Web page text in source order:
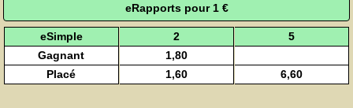
eRapports pour 1 €
eSimple 2
5
Gagnant
1,80
Placé
1,60 6,60